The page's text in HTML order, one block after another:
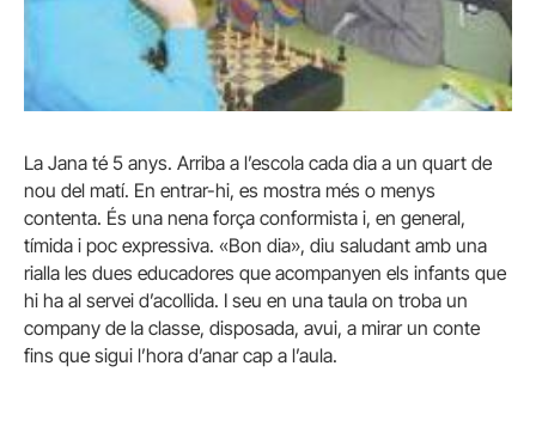
La Jana té 5 anys. Arriba a l’escola cada dia a un quart de
nou del matí. En entrar-hi, es mostra més o menys
contenta. És una nena força conformista i, en general,
tímida i poc expressiva. «Bon dia», diu saludant amb una
rialla les dues educadores que acompanyen els infants que
hi ha al servei d’acollida. I seu en una taula on troba un
company de la classe, disposada, avui, a mirar un conte
fins que sigui l’hora d’anar cap a l’aula.